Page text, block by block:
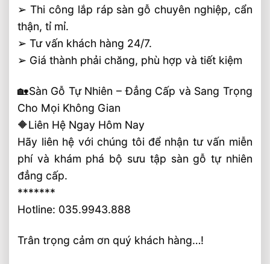
➢ Thi công lắp ráp sàn gỗ chuyên nghiệp, cẩn
thận, tỉ mỉ.
➢ Tư vấn khách hàng 24/7.
➢ Giá thành phải chăng, phù hợp và tiết kiệm
🏡Sàn Gỗ Tự Nhiên – Đẳng Cấp và Sang Trọng
Cho Mọi Không Gian
🔶Liên Hệ Ngay Hôm Nay
Hãy liên hệ với chúng tôi để nhận tư vấn miễn
phí và khám phá bộ sưu tập sàn gỗ tự nhiên
đẳng cấp.
*******
Hotline: 035.9943.888
Trân trọng cảm ơn quý khách hàng…!